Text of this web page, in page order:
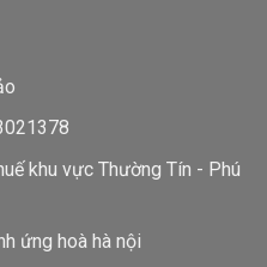
khu vực Thường Tín - Phú
ứng hoà hà nội